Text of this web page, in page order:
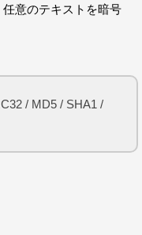
意のテキストを暗号
/ MD5 / SHA1 /